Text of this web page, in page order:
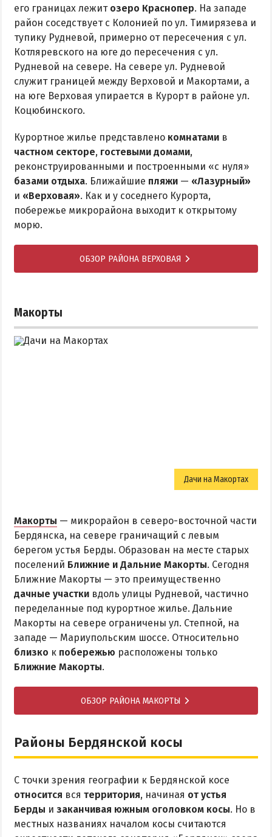
его границах лежит озеро Краснопер. На западе
район соседствует с Колонией по ул. Тимирязева и
тупику Рудневой, примерно от пересечения с ул.
Котляревского на юге до пересечения с ул.
Рудневой на севере. На севере ул. Рудневой
служит границей между Верховой и Макортами, а
на юге Верховая упирается в Курорт в районе ул.
Коцюбинского.
Курортное жилье представлено комнатами в
частном секторе, гостевыми домами,
реконструированными и построенными «с нуля»
базами отдыха. Ближайшие пляжи — «Лазурный»
и «Верховая». Как и у соседнего Курорта,
побережье микрорайона выходит к открытому
морю.
ОБЗОР РАЙОНА ВЕРХОВАЯ
Макорты
Дачи на Макортах
Макорты — микрорайон в северо-восточной части
Бердянска, на севере граничащий с левым
берегом устья Берды. Образован на месте старых
поселений Ближние и Дальние Макорты. Сегодня
Ближние Макорты — это преимущественно
дачные участки вдоль улицы Рудневой, частично
переделанные под курортное жилье. Дальние
Макорты на севере ограничены ул. Степной, на
западе — Мариупольским шоссе. Относительно
близко к побережью расположены только
Ближние Макорты.
ОБЗОР РАЙОНА МАКОРТЫ
Районы Бердянской косы
С точки зрения географии к Бердянской косе
относится вся территория, начиная от устья
Берды и заканчивая южным оголовком косы. Но в
местных названиях началом косы считаются